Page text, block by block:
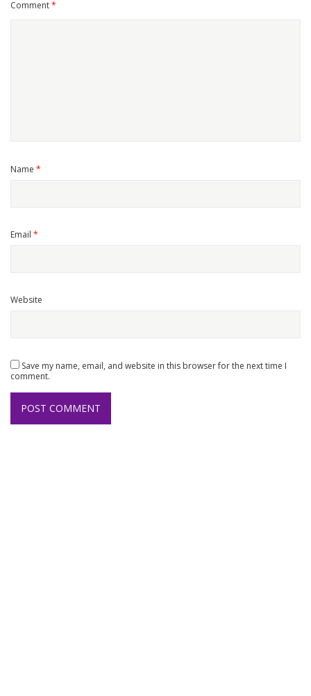
Comment*
Name *
Email *
Website
Save my name, email, and website in this browser for the next time I
comment.